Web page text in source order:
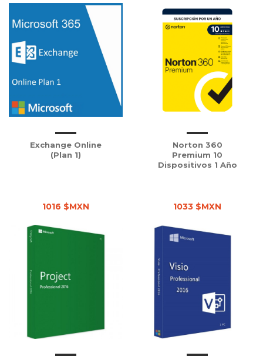
Exchange Online
(Plan 1)
1016 $MXN
Norton 360
Premium 10
Dispositivos 1 Año
1033 $MXN